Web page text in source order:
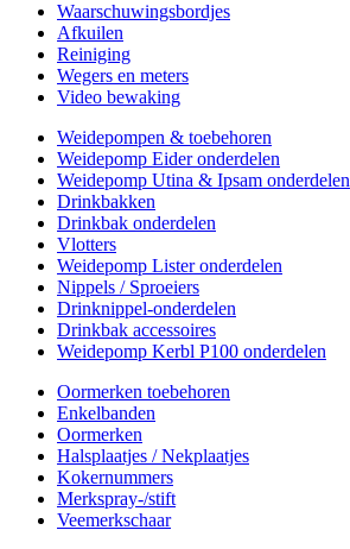
Waarschuwingsbordjes
Afkuilen
Reiniging
Wegers en meters
Video bewaking
Weidepompen & toebehoren
Weidepomp Eider onderdelen
Weidepomp Utina & Ipsam onderdelen
Drinkbakken
Drinkbak onderdelen
Vlotters
Weidepomp Lister onderdelen
Nippels / Sproeiers
Drinknippel-onderdelen
Drinkbak accessoires
Weidepomp Kerbl P100 onderdelen
Oormerken toebehoren
Enkelbanden
Oormerken
Halsplaatjes / Nekplaatjes
Kokernummers
Merkspray-/stift
Veemerkschaar